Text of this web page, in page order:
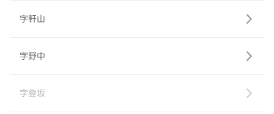
字軒山
字野中
字登坂